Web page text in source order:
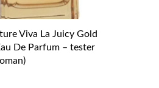
Viva La Juicy Gold
De Parfum – tester